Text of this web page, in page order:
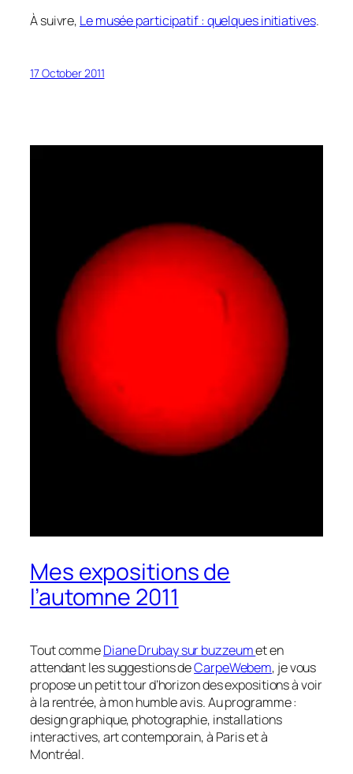
À suivre, Le musée participatif : quelques initiatives.
17 October 2011
Mes expositions de
l’automne 2011
Tout commeDiane Drubay sur buzzeumet en
attendant les suggestions deCarpeWebem, je vous
propose un petit tour d’horizon des expositions à voir
à la rentrée, à mon humble avis. Au programme :
design graphique, photographie, installations
interactives, art contemporain, à Paris et à
Montréal.